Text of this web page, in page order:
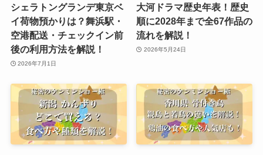
シェラトングランデ東京ベ
イ荷物預かりは？舞浜駅・
空港配送・チェックイン前
後の利用方法を解説！
2026年7月1日
大河ドラマ歴史年表！歴史
順に2028年まで全67作品の
流れを解説！
2026年5月24日